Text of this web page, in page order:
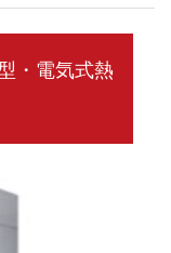
・電気式熱